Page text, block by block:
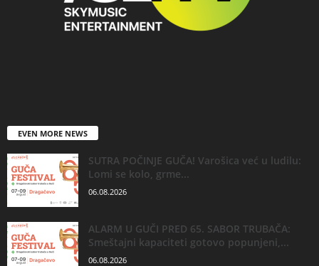
EVEN MORE NEWS
SUTRA POČINJE GUČA! Varošica već u ludilu:
Lomi se kolo, grme...
06.08.2026
ALARM U GUČI PRED 65. SABOR TRUBAČA:
Smeštajni kapaciteti gotovo popunjeni,...
06.08.2026